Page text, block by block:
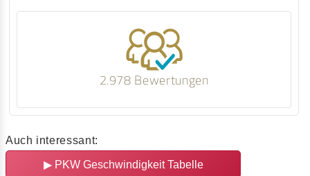
2.978 Bewertungen
Auch interessant:
▶PKW Geschwindigkeit Tabelle